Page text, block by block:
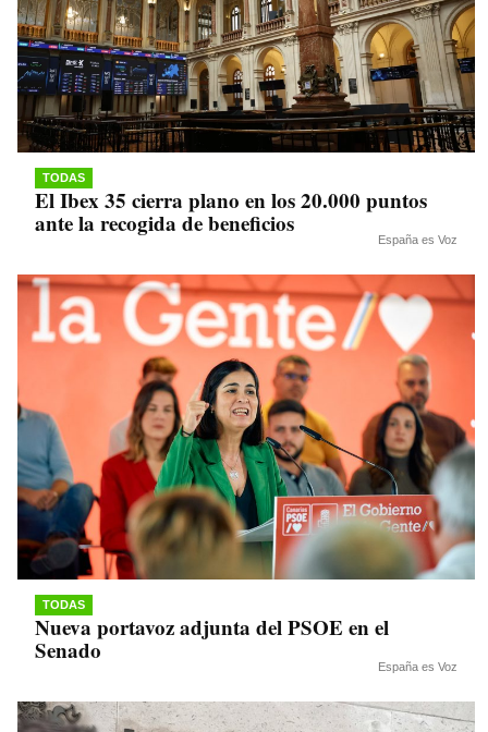
TODAS
El Ibex 35 cierra plano en los 20.000 puntos
ante la recogida de beneficios
España es Voz
TODAS
Nueva portavoz adjunta del PSOE en el
Senado
España es Voz